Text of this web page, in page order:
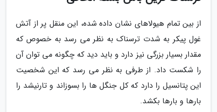
از بین تمام هیولاهای نشان داده شده، این منقل پر از آتش
غول پیکر به شدت ترسناک به نظر می رسد به خصوص که
مقدار بسیار بزرگی نیز دارد و باید دید که چگونه می توان آن
را شکست داد. از طرفی به نظر می رسد که این شخصیت
این پتانسیل را دارد که کل جنگل ها را بسوزاند و تارنیشد را
بارها و بارها بکشد.